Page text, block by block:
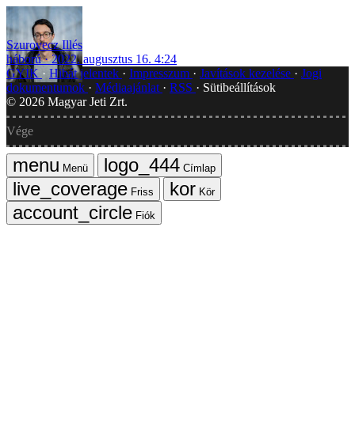
Szurovecz Illés
háború
2022. augusztus 16. 4:24
GYIK
Hibát jelentek Impresszum Javítások kezelése
Jogi
dokumentumok
Médiaajánlat RSS
Sütibeállítások
© 2026 Magyar Jeti Zrt.
Vége
Menü
Címlap
Friss
Kör
Fiók